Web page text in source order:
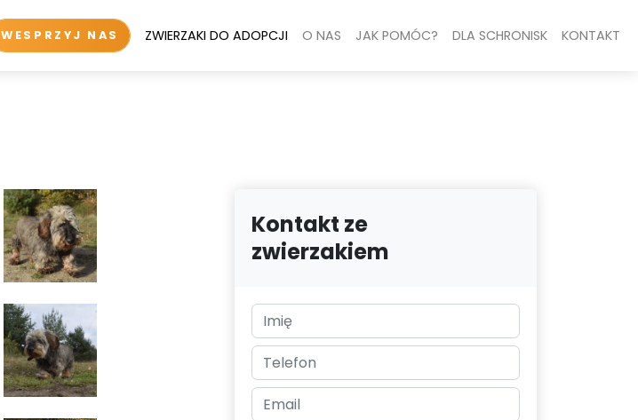
WESPRZYJ NAS ZWIERZAKI DO ADOPCJI O NAS JAK POMÓC? DLA SCHRONISK KONTAKT
Kontakt ze
zwierzakiem